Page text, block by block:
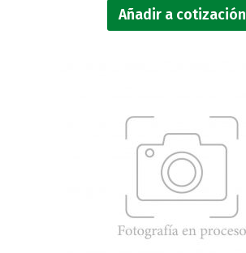
Añadir a cotización